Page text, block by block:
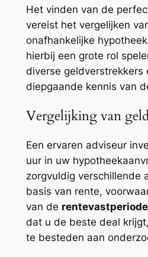
Het vinden van de
vereist het vergelijken
onafhankelijke
hierbij een grote rol
diverse geldverstrekkers
diepgaande kennis van
Vergelijking van
Een ervaren adviseur
uur in uw
zorgvuldig verschillende
basis van rente,
van de rentevastperiode
dat u de beste deal
te besteden aan